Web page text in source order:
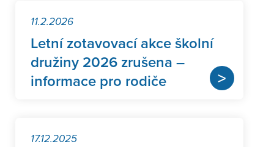
11.2.2026
Letní zotavovací akce školní
družiny 2026 zrušena –
informace pro rodiče
>
17.12.2025